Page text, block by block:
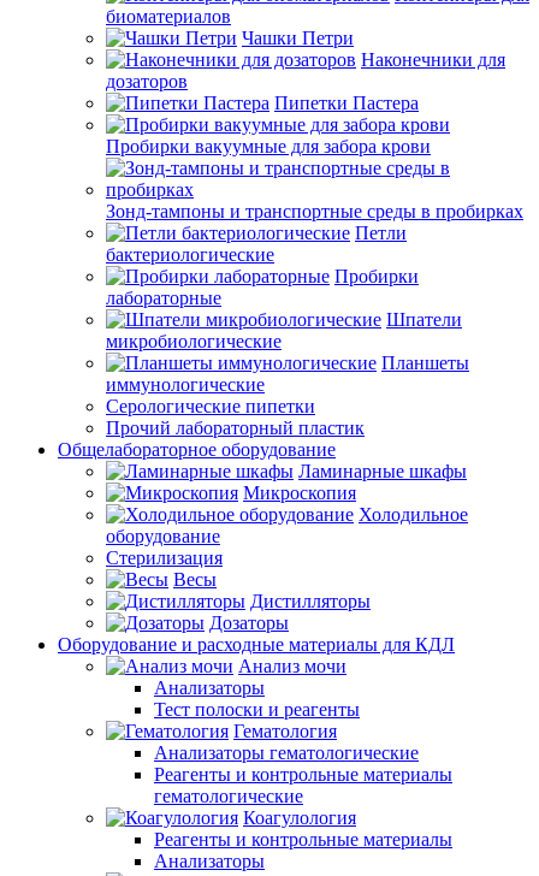
биоматериалов
Чашки Петри
Наконечники для
дозаторов
Пипетки Пастера
Пробирки вакуумные для забора крови
Зонд-тампоны и транспортные среды в пробирках
Петли
бактериологические
Пробирки
лабораторные
Шпатели
микробиологические
Планшеты
иммунологические
Серологические пипетки
Прочий лабораторный пластик
Общелабораторное оборудование
Ламинарные шкафы
Микроскопия
Холодильное
оборудование
Стерилизация
Весы
Дистилляторы
Дозаторы
Оборудование и расходные материалы для КДЛ
Анализ мочи
Анализаторы
Тест полоски и реагенты
Гематология
Анализаторы гематологические
Реагенты и контрольные материалы
гематологические
Коагулология
Реагенты и контрольные материалы
Анализаторы